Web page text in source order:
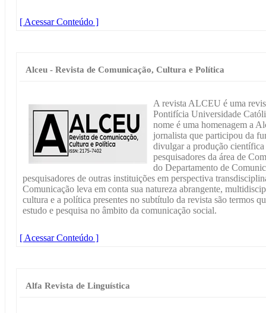
[ Acessar Conteúdo ]
Alceu - Revista de Comunicação, Cultura e Política
A revista ALCEU é uma
Pontifícia Universidade
nome é uma homenagem a
jornalista que participou da
divulgar a produção científica
pesquisadores da área de
do Departamento de
pesquisadores de outras instituições em perspectiva
Comunicação leva em conta sua natureza abrangente,
cultura e a política presentes no subtítulo da revista são termos
estudo e pesquisa no âmbito da comunicação social.
[ Acessar Conteúdo ]
Alfa Revista de Linguística